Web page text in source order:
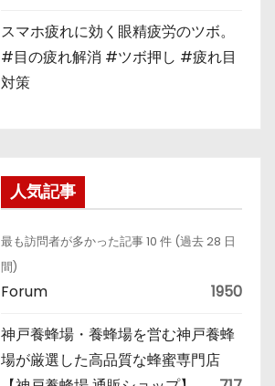
スマホ疲れに効く眼精疲労のツボ。
#目の疲れ解消 #ツボ押し #疲れ目
対策
人気記事
最も訪問者が多かった記事 10 件 (過去 28 日
間)
Forum 1950
神戸養蜂場・養蜂場を営む神戸養蜂
場が厳選した高品質な蜂蜜専門店